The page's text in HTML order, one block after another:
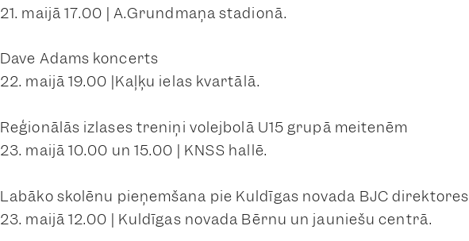
21. maijā 17.00 | A.Grundmaņa stadionā.
Dave Adams koncerts
22. maijā 19.00 |Kaļķu ielas kvartālā.
Reģionālās izlases treniņi volejbolā U15 grupā meitenēm
23. maijā 10.00 un 15.00 | KNSS hallē.
Labāko skolēnu pieņemšana pie Kuldīgas novada BJC direktores
23. maijā 12.00 | Kuldīgas novada Bērnu un jauniešu centrā.